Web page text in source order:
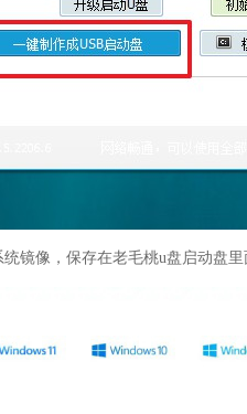
镜像，保存在老毛桃u盘启动盘里